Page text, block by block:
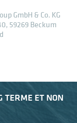
GmbH & Co. KG
59269 Beckum
TERME ET NON